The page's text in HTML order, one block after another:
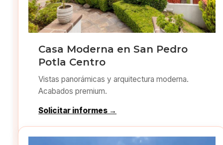
Casa Moderna en San Pedro
Potla Centro
Vistas panorámicas y arquitectura moderna.
Acabados premium.
Solicitar informes →